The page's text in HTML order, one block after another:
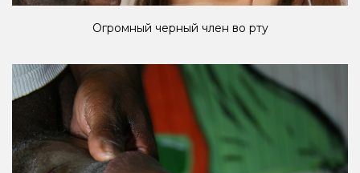
Огромный черный член во рту